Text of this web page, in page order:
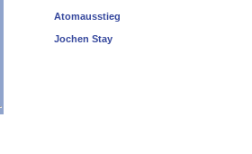
Atomausstieg
Jochen Stay